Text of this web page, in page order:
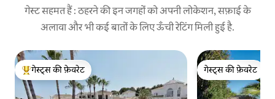
गेस्ट सहमत हैं : ठहरने की इन जगहों को अपनी लोकेशन, सफ़ाई के
अलावा और भी कई बातों के लिए ऊँची रेटिंग मिली हुई है.
गेस्ट्स का टॉप फ़ेवरेट
गेस्ट्स की फ़ेवरेट
गेस्ट्स की फ़ेवरेट
गेस्ट्स की फ़ेवरेट